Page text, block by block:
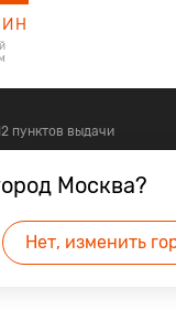
Москва?
Нет, изменить
пунктов выдачи
Развивающие